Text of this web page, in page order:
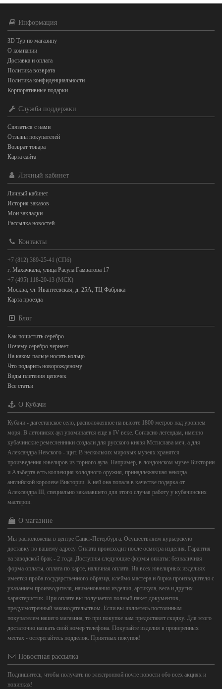
Информация
3D Тур по магазину
О компании
Доставка и оплата
Политика возврата
Политика конфиденциальности
Корпоративные подарки
Служба поддержки
Связаться с нами
Отзывы покупателей
Возврат товара
Карта сайта
Личный кабинет
Личный кабинет
История заказов
Мои закладки
Рассылка новостей
Контакты
+7 (812) 389-25-41 (СПб)
г. Махачкала, улица Расула Гамзатова 17
+7 (495) 118-20-13 (МСК)
Москва, ул. Ивантеевская, д. 25А, ТЦ Фабрика
Карта проезда
Блог
Как почистить серебро
Почему серебро чернеет
На каком пальце носить кольцо
Что подарить новорожденому
Виды плетения цепочек
Все статьи
О Кубачи
Кубачи - дагестанское село, расположенное на высоте 1800 метров над уровнем
моря. В летописях аул упоминается еще в IV веке. Согласно легендам, именно
кубачинские ремесленники создали для русского князя Мстислава меч, а для
Александра Невского - щит. В нескольких мировых музеях хранятся
произведения ювелиров из горного аула. Например, в лондонском музее Виктории
и Альберта есть коллекция холодного оружия, принадлежавшая некогда
английской королеве Виктории. К ней она попала в качестве подарка от
Александра III, специально заказавшего для этого случая работу у кубачинских
мастеров.
О магазине
Мы расположены в центре Санкт-Петербурга. Осуществляем курьерскую
доставку по вашему адресу. Оплата происходит после осмотра изделия. Гарантия
на заводской брак - 2 года. Доступны следующие формы оплаты: безналичная
форма оплаты, оплата по карте, наличная оплата. На всех ювелирных изделиях
имеется проба государственного образца, клеймо мастера и бирка производителя с
указанием производителя, наименования изделия, артикула, веса и других
характеристик. При оплате вы получается полный пакет документов,
предусмотренный законодательством. Если вы являетесь постоянным
покупателем нашего магазина, то при покупке вам предоставят скидку. Для этого
достаточно назвать свой номер телефона. Покупайте изделия в проверенных
местах - остерегайтесь подделок. Приятных покупок!
Новостная рассылка
Подпишитесь, чтобы получать по электронной почте новости обо всех акциях и
новинках!